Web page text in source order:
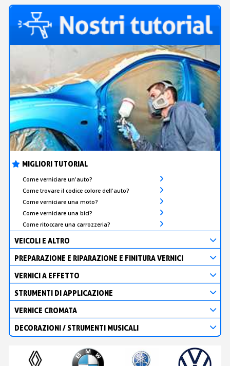
MIGLIORI TUTORIAL
Come verniciare un'auto?
Come trovare il codice colore dell'auto?
Come verniciare una moto?
Come verniciare una bici?
Come ritoccare una carrozzeria?
VEICOLI E ALTRO
PREPARAZIONE E RIPARAZIONE E FINITURA VERNICI
VERNICI A EFFETTO
STRUMENTI DI APPLICAZIONE
VERNICE CROMATA
DECORAZIONI / STRUMENTI MUSICALI